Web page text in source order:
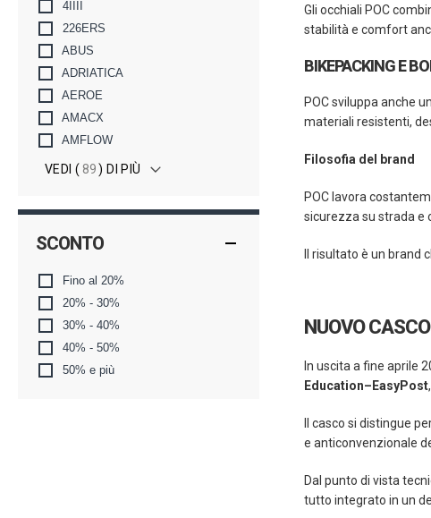
Gli occhiali POC
stabilità e comfort
BIKEPACKING E
POC sviluppa anche
materiali resistenti,
Filosofia del brand
POC lavora
sicurezza su strada e
Il risultato è un
NUOVO
In uscita a fine aprile
Education–EasyPost
Il casco si distingue
e anticonvenzionale
Dal punto di vista
tutto integrato in un
4IIII
226ERS
ABUS
ADRIATICA
AEROE
AMACX
AMFLOW
VEDI ( 89 ) DI PIÙ
SCONTO
Fino al 20%
20% - 30%
30% - 40%
40% - 50%
50% e più